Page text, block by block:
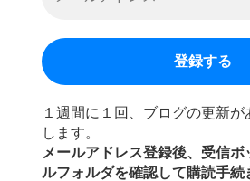
１週間に１回、ブログの更新
します。
メールアドレス登録後、受信ボ
ルフォルダを確認して購読手続